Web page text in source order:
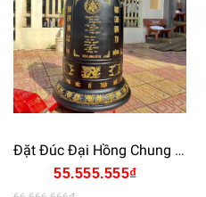
Đặt Đúc Đại Hồng Chung Theo Yêu Cầu – Giá Tốt, Giao Tận Nơi
55.555.555₫